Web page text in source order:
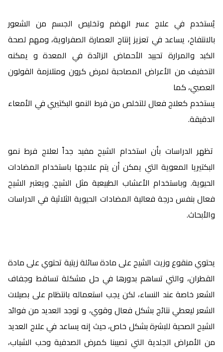
يُستخدم في علاج عسر الهضم وتخليص الجسم من الشعور
بالانتفاخ، يساعد في تعزيز إنتاج العصارة الصفراوية، ومهم لصحة
الكبد والمرارة تحييد الأحماض الزائدة في المعدة و يمكنه
التخفيف من الأعراض المصاحبة لمرض كرون ومتلازمة القولون
العصبي، كما
يستخدم كعلاج فعال للتخلص من فرط النمو البكتيري في الأمعاء
الدقيقة.
تظهر الدراسات بأن استخدام الشيح مفيد جداً لعلاج فرط نمو
البكتيريا المعوية التي يمكن أن يتم علاجها باستخدام المضادات
الحيوية. وباستخدام الأعشاب الطبيعية مثل الشيح. ويعتبر الشيح
فعال بنفس درجة فعالية المضادات الحيوية الثلاثية في الدراسات
والأبحاث.
يحتوي منقوع وزيت الشيح على مادة سائلة زيتية تحتوي على مادة
القطران، والتي تساهم بدورها في حل مشكلة تساقط وجفاف
الشعر خاصة عند النساء، لكن يجب استعماله بانتظام على بصيلات
الشعر ليعطي نتائج بشكل فعال وقوي، و توجد العديد من فوائد
الشيح الصحية للبشرة بشكل خاص، حيث إنه يساعد في علاج العديد
من الأمراض الجلدية التي تصيبنا كمرض الصدفية وحب الشباب،